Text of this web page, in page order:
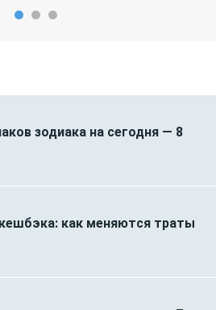
зодиака на сегодня — 8
как меняются траты